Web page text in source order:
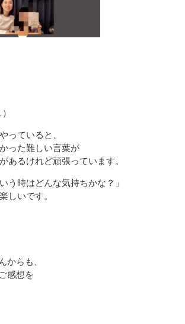
）
っていると、
った難しい言葉が
あるけれど頑張っています。
う時はどんな気持ちかな？」
しいです。
からも、
感想を